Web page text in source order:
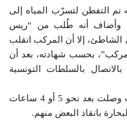
تم التفطن لتسرّب المياه إلى
الإبحار. وأضاف أنه طُلب من “ريس
الشاطئ، إلا أن المركب انقلب
بحسب شهادته، بعد أن
بالسلطات التونسية
وتابع أن فرق الانقاذ التابعة للسلطات وصلت بعد نحو 5 أو 4 ساعات
بانقاذ البعض منهم.